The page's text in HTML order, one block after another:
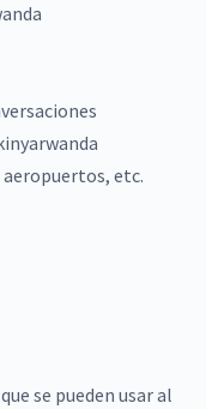
etc.
se pueden usar al